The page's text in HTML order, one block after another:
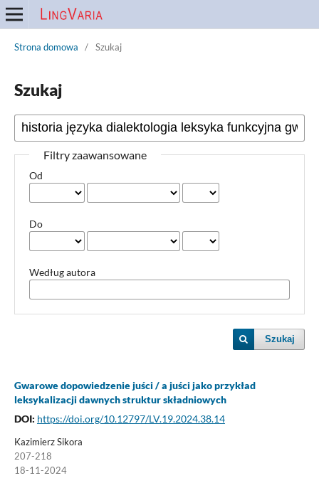
Strona domowa / Szukaj
Szukaj
Filtry zaawansowane
Od
Do
Według autora
Szukaj
Gwarowe dopowiedzenie juści / a juści jako przykład
leksykalizacji dawnych struktur składniowych
DOI: https://doi.org/10.12797/LV.19.2024.38.14
Kazimierz Sikora
207-218
18-11-2024